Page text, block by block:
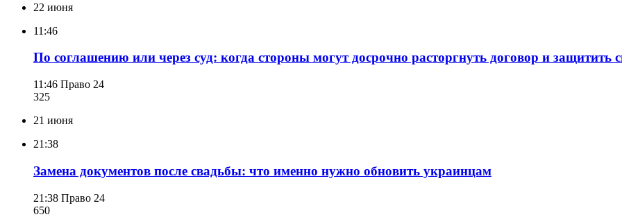
22 июня
11:46
По соглашению или через суд: когда стороны могут досрочно расторгнуть договор и защитить
11:46 Право 24
325
21 июня
21:38
Замена документов после свадьбы: что именно нужно обновить украинцам
21:38 Право 24
650